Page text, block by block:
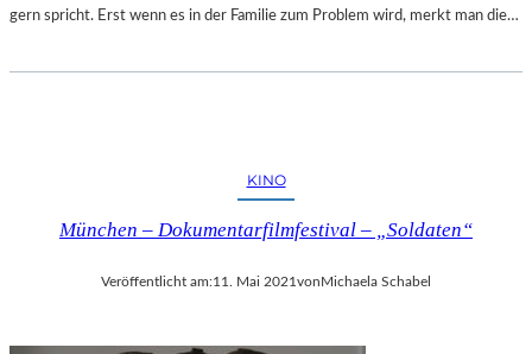
gern spricht. Erst wenn es in der Familie zum Problem wird, merkt man die…
KINO
München – Dokumentarfilmfestival – „Soldaten“
Veröffentlicht am:11. Mai 2021vonMichaela Schabel